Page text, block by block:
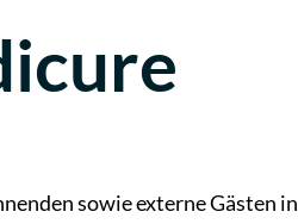
sowie externe Gästen in